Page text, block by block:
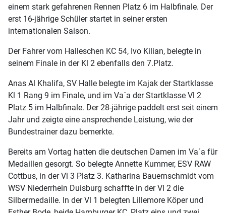
einem stark gefahrenen Rennen Platz 6 im Halbfinale. Der
erst 16-jährige Schüler startet in seiner ersten
internationalen Saison.
Der Fahrer vom Halleschen KC 54, Ivo Kilian, belegte in
seinem Finale in der Kl 2 ebenfalls den 7.Platz.
Anas Al Khalifa, SV Halle belegte im Kajak der Startklasse
Kl 1 Rang 9 im Finale, und im Va´a der Startklasse Vl 2
Platz 5 im Halbfinale. Der 28-jährige paddelt erst seit einem
Jahr und zeigte eine ansprechende Leistung, wie der
Bundestrainer dazu bemerkte.
Bereits am Vortag hatten die deutschen Damen im Va´a für
Medaillen gesorgt. So belegte Annette Kummer, ESV RAW
Cottbus, in der Vl 3 Platz 3. Katharina Bauernschmidt vom
WSV Niederrhein Duisburg schaffte in der Vl 2 die
Silbermedaille. In der Vl 1 belegten Lillemore Köper und